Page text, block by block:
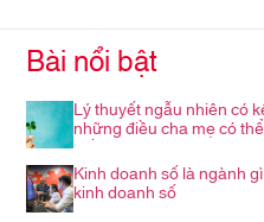
Bài nổi bật
Lý thuyết ngẫu nhiên có
những điều cha mẹ có
mắn cho con trong hành
Kinh doanh số là ngành
kinh doanh số